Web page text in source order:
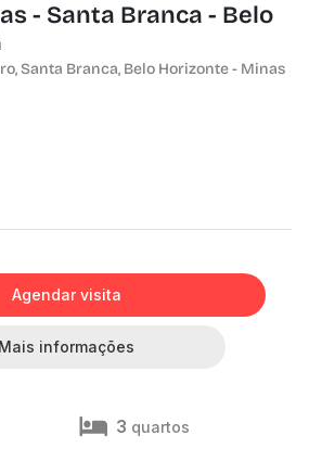
- Santa Branca - Belo
Santa Branca, Belo Horizonte - Minas
Agendar visita
Mais informações
3 quartos